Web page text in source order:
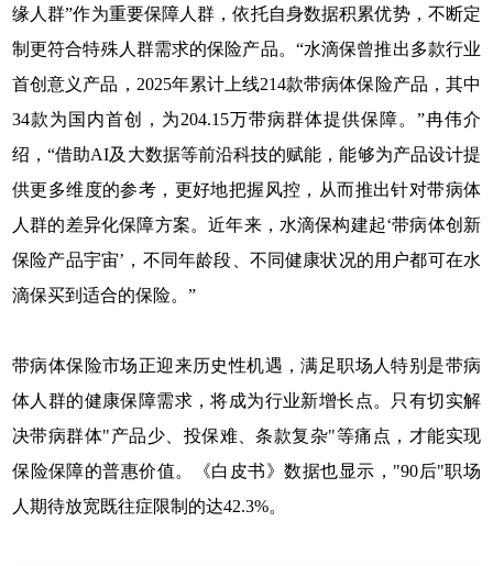
缘人群”作为重要保障人群，依托自身数据积累优势，不断定
制更符合特殊人群需求的保险产品。“水滴保曾推出多款行业
首创意义产品，2025年累计上线214款带病体保险产品，其中
34款为国内首创，为204.15万带病群体提供保障。”冉伟介
绍，“借助AI及大数据等前沿科技的赋能，能够为产品设计提
供更多维度的参考，更好地把握风控，从而推出针对带病体
人群的差异化保障方案。近年来，水滴保构建起‘带病体创新
保险产品宇宙’，不同年龄段、不同健康状况的用户都可在水
滴保买到适合的保险。”
带病体保险市场正迎来历史性机遇，满足职场人特别是带病
体人群的健康保障需求，将成为行业新增长点。只有切实解
决带病群体"产品少、投保难、条款复杂"等痛点，才能实现
保险保障的普惠价值。《白皮书》数据也显示，"90后"职场
人期待放宽既往症限制的达42.3%。